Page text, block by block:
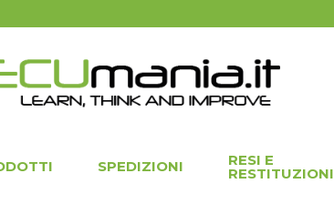
SPEDIZIONI RESI E
RESTITUZIONI